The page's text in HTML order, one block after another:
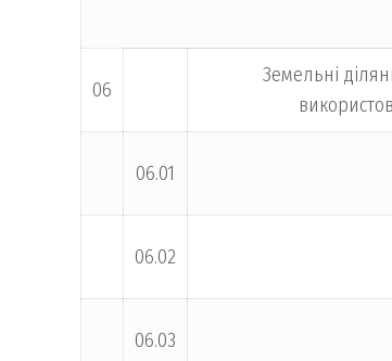
06
Земельні
06.01
06.02
06.03